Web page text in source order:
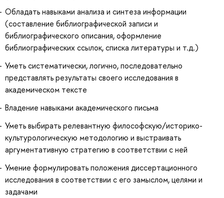
Обладать навыками анализа и синтеза информации
(составление библиографической записи и
библиографического описания, оформление
библиографических ссылок, списка литературы и т.д.)
Уметь систематически, логично, последовательно
представлять результаты своего исследования в
академическом тексте
Владение навыками академического письма
Уметь выбирать релевантную философскую/историко-
культурологическую методологию и выстраивать
аргументативную стратегию в соответствии с ней
Умение формулировать положения диссертационного
исследования в соответствии с его замыслом, целями и
задачами